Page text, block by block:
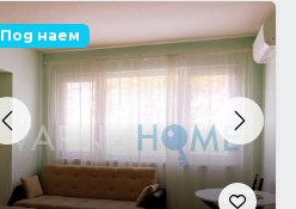
Previous Next
Под наем